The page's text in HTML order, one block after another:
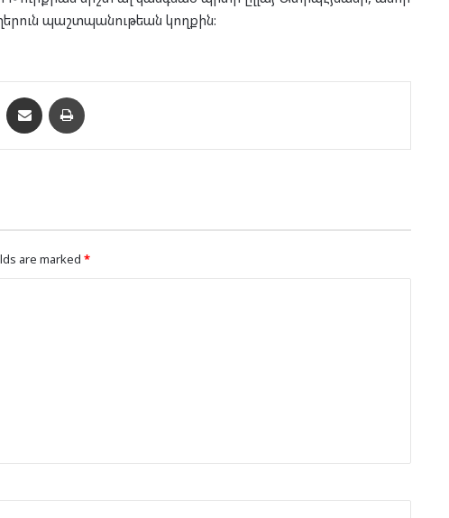
պաշտպանութեան կողքին:
MessengerՈւղարկել նամակ
are marked *